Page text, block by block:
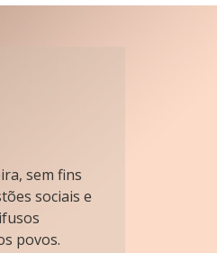
sem fins
sociais e
povos.